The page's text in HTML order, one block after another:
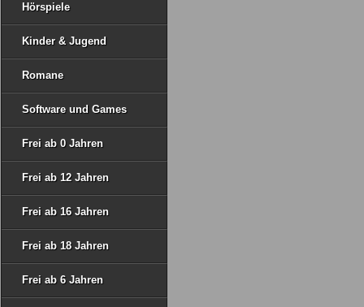
Hörspiele
Kinder & Jugend
Romane
Software und Games
Frei ab 0 Jahren
Frei ab 12 Jahren
Frei ab 16 Jahren
Frei ab 18 Jahren
Frei ab 6 Jahren